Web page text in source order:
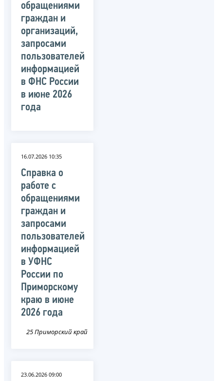
обращениями
граждан и
организаций,
запросами
пользователей
информацией
в ФНС России
в июне 2026
года
16.07.2026 10:35
Справка о
работе с
обращениями
граждан и
запросами
пользователей
информацией
в УФНС
России по
Приморскому
краю в июне
2026 года
25 Приморский край
23.06.2026 09:00